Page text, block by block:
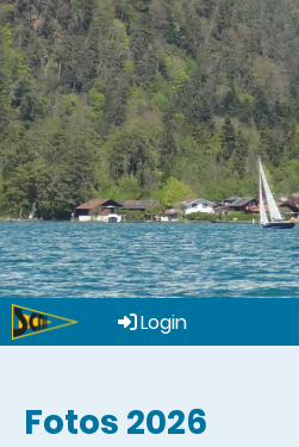
Login
Fotos 2026